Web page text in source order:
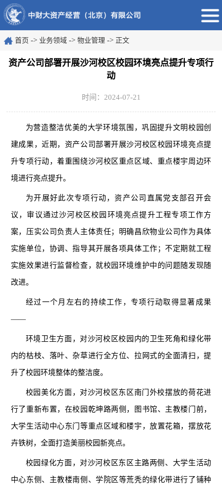
首页 -> 业务领域 -> 物业管理 -> 正文
资产公司部署开展沙河校区校园环境亮点提升专项行
动
时间：2024-07-21
为营造整洁优美的大学环境氛围 ，巩固提升文明校园创
建成果，近期，资产公司部署开展沙河校区校园环境亮点提
升专项行动，着重围绕沙河校区重点区域、重点楼宇周边环
境进行亮点提升。
为开展好此次专项行动，资产公司直属党支部召开会
议，审议通过沙河校区校园环境亮点提升工程专项工作方
案，压实公司负责人主体责任；明确昌欣物业公司作为具体
实施单位， 协调、指导其开展各项具体工作；不定期就工程
实施效果进行监督检查，就校园环境维护中的问题随发现随
改进。
经过一个月左右的持续工作，专项行动取得显著成果
——
环境卫生方面 ，对沙河校区校园内的卫生死角和绿化带
内的枯枝、落叶、杂草进行全方位、拉网式的全面清扫，提
升了校园环境整体的整洁度。
校园美化方面 ，对沙河校区东区南门外校摆放的荷花进
行了重新布置，在校园乾坤路两侧，图书馆、主教楼门前，
大学生活动中心东门等重点区域和楼宇，放置花箱，摆放花
卉铁树，全面打造美丽校园新亮点。
校园绿化方面，对沙河校区东区主路两侧、大学生活动
中心东侧、主教楼南侧、学院区等荒秃的绿化带进行了铺种